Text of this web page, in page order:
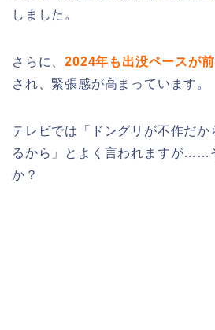
しました。
さらに、2024年も出没ペースが
され、緊張感が高まっています。
テレビでは「ドングリが不作だか
るから」とよく言われますが……
か？